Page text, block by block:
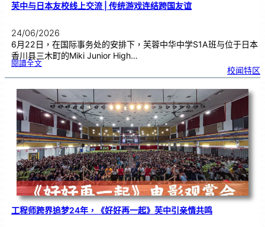
芙中与日本友校线上交流 | 传统游戏连结跨国友谊
24/06/2026
6月22日，在国际事务处的安排下，芙蓉中华中学S1A班与位于日本
香川县三木町的Miki Junior High…
閱讀全文:芙
与
日
友
校
线
上
流
|传
统
游
戏
连
结
跨
国
友
谊
校闻特区
工程师跨界追梦24年，《好好再一起》芙中引亲情共鸣